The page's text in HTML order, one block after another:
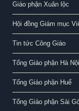
Giáo phận Xuân lộc
Hội đồng Giám mục
Tin tức Công Giáo
Tổng Giáo phận Hà Nội
Tổng Giáo phận Huế
Tổng Giáo phận Sài